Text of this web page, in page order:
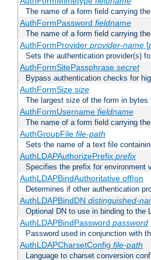
The name of a form field carrying
AuthFormPassword fieldname
The name of a form field carrying
AuthFormProvider provider-name[
Sets the authentication provider(s)
AuthFormSitePassphrase secret
Bypass authentication checks for
AuthFormSize size
The largest size of the form in
AuthFormUsername fieldname
The name of a form field carrying
AuthGroupFile file-path
Sets the name of a text file
AuthLDAPAuthorizePrefix prefix
Specifies the prefix for environment
AuthLDAPBindAuthoritative off|on
Determines if other authentication
AuthLDAPBindDN distinguished-
Optional DN to use in binding to the
AuthLDAPBindPassword password
Password used in conjunction with
AuthLDAPCharsetConfig file-path
Language to charset conversion